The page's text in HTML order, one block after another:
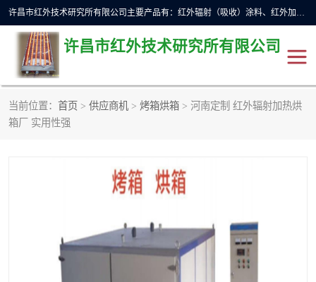
许昌市红外技术研究所有限公司主要产品有：红外辐射（吸收）涂料、红外加热元件、红外辐射加热模块（板）、红外辐射加热炉（箱）、快速红外辐射加热器、系列高端红外加热实验设备、系列红外加热控制器等。
许昌市红外技术研究所有限公司
当前位置： 首页 > 供应商机 > 烤箱烘箱 > 河南定制 红外辐射加热烘
箱厂 实用性强
红外加热设备
红外辐射加热模块 定制红外加热实验设备
红外辐射吸收涂料
高端红外加热实验设备 电工电气